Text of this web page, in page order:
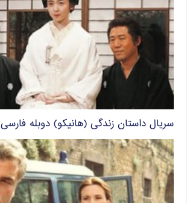
سریال داستان زندگی (هانیکو) دوبله فارسی